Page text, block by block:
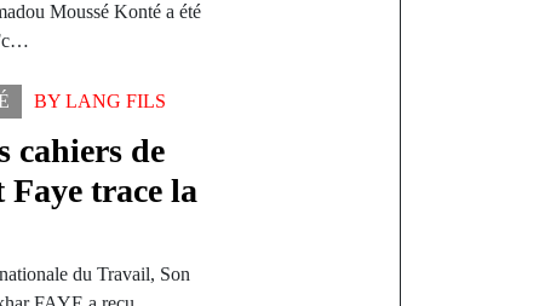
Moussé Konté a été
BYLANG FILS
cahiers de
Faye trace la
du Travail, Son